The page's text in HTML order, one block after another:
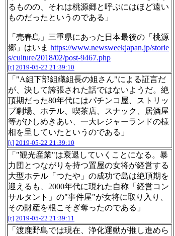
るものの、それは桃源郷と呼ぶにはほど遠い
ものだったというのである」
「売春島」三重県にあった日本最後の「桃源
郷」はいま https://www.newsweekjapan.jp/storie
s/culture/2018/02/post-9467.php
[t] 2019-05-22 21:39:10
「"A組下部組織組長の姐さん"による証言だ
が、決して誇張された話ではないようだ。絶
頂期だった80年代にはパチンコ屋、ストリッ
プ劇場、ホテル、喫茶店、スナック、居酒屋
等がひしめきあい、一大レジャーランドの様
相を呈していたというのである」
[t] 2019-05-22 21:39:10
「"観光産業"は衰退していくことになる。暴
力団とつながりを持つ置屋の女将が経営する
大型ホテル「つたや」の成功で島は絶頂期を
迎えるも、2000年代に現れた自称「経営コン
サルタント」の"事件屋"が女将に取り入り、
その財産を根こそぎ奪ったのである」
[t] 2019-05-22 21:39:11
「渡鹿野島では現在、浄化運動が推し進めら